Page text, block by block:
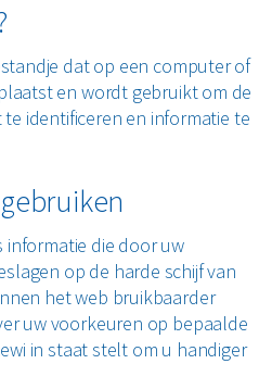
dat op een computer of
en wordt gebruikt om de
identificeren en informatie te
informatie die door uw
op de harde schijf van
het web bruikbaarder
uw voorkeuren op bepaalde
in staat stelt om u handiger